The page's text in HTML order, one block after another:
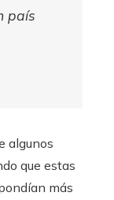
país
algunos
que estas
más